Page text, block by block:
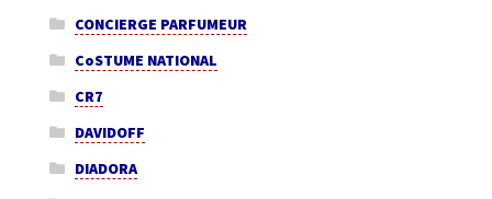
CONCIERGE PARFUMEUR
CoSTUME NATIONAL
CR7
DAVIDOFF
DIADORA